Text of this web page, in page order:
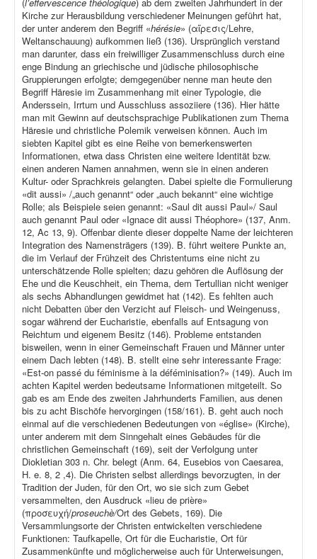
Kirche zur Herausbildung verschiedener Meinungen geführt hat,
der unter anderem den Begriff «hérésie» (αἵρεσις/Lehre,
Weltanschauung) aufkommen ließ (136). Ursprünglich verstand
man darunter, dass ein freiwilliger Zusammenschluss durch eine
enge Bindung an griechische und jüdische philosophische
Gruppierungen erfolgte; demgegenüber nenne man heute den
Begriff Häresie im Zusammenhang mit einer Typologie, die
Anderssein, Irrtum und Ausschluss assoziiere (136). Hier hätte
man mit Gewinn auf deutschsprachige Publikationen zum Thema
Häresie und christliche Polemik verweisen können. Auch im
siebten Kapitel gibt es eine Reihe von bemerkenswerten
Informationen, etwa dass Christen eine weitere Identität bzw.
einen anderen Namen annahmen, wenn sie in einen anderen
Kultur- oder Sprachkreis gelangten. Dabei spielte die Formulierung
«dit aussi» /„auch genannt“ oder „auch bekannt“ eine wichtige
Rolle; als Beispiele seien genannt: «Saul dit aussi Paul»/ Saul
auch genannt Paul oder «Ignace dit aussi Théophore» (137, Anm.
12, Ac 13, 9). Offenbar diente dieser doppelte Name der leichteren
Integration des Namensträgers (139). B. führt weitere Punkte an,
die im Verlauf der Frühzeit des Christentums eine nicht zu
unterschätzende Rolle spielten; dazu gehören die Auflösung der
Ehe und die Keuschheit, ein Thema, dem Tertullian nicht weniger
als sechs Abhandlungen gewidmet hat (142). Es fehlten auch
nicht Debatten über den Verzicht auf Fleisch- und Weingenuss,
sogar während der Eucharistie, ebenfalls auf Entsagung von
Reichtum und eigenem Besitz (146). Probleme entstanden
bisweilen, wenn in einer Gemeinschaft Frauen und Männer unter
einem Dach lebten (148). B. stellt eine sehr interessante Frage:
«Est-on passé du féminisme à la déféminisation?» (149). Auch im
achten Kapitel werden bedeutsame Informationen mitgeteilt. So
gab es am Ende des zweiten Jahrhunderts Familien, aus denen
bis zu acht Bischöfe hervorgingen (158/161). B. geht auch noch
einmal auf die verschiedenen Bedeutungen von «église» (Kirche),
unter anderem mit dem Sinngehalt eines Gebäudes für die
christlichen Gemeinschaft (169), seit der Verfolgung unter
Diokletian 303 n. Chr. belegt (Anm. 64, Eusebios von Caesarea,
H. e. 8, 2 ,4). Die Christen selbst allerdings bevorzugten, in der
Tradition der Juden, für den Ort, wo sie sich zum Gebet
versammelten, den Ausdruck «lieu de prière»
(προσευχή/proseuchè/Ort des Gebets, 169). Die
Versammlungsorte der Christen entwickelten verschiedene
Funktionen: Taufkapelle, Ort für die Eucharistie, Ort für
Zusammenkünfte und möglicherweise auch für Unterweisungen,